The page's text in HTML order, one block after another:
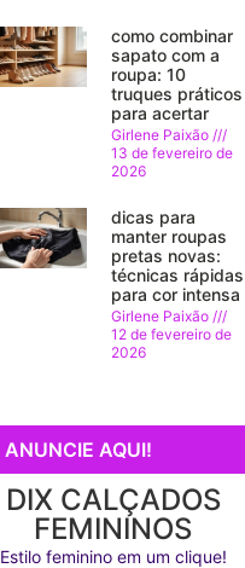
como combinar
sapato com a
roupa: 10
truques práticos
para acertar
Girlene Paixão
13 de fevereiro de
2026
dicas para
manter roupas
pretas novas:
técnicas rápidas
para cor intensa
Girlene Paixão
12 de fevereiro de
2026
ANUNCIE AQUI!
DIX CALÇADOS
FEMININOS
Estilo feminino em um clique!